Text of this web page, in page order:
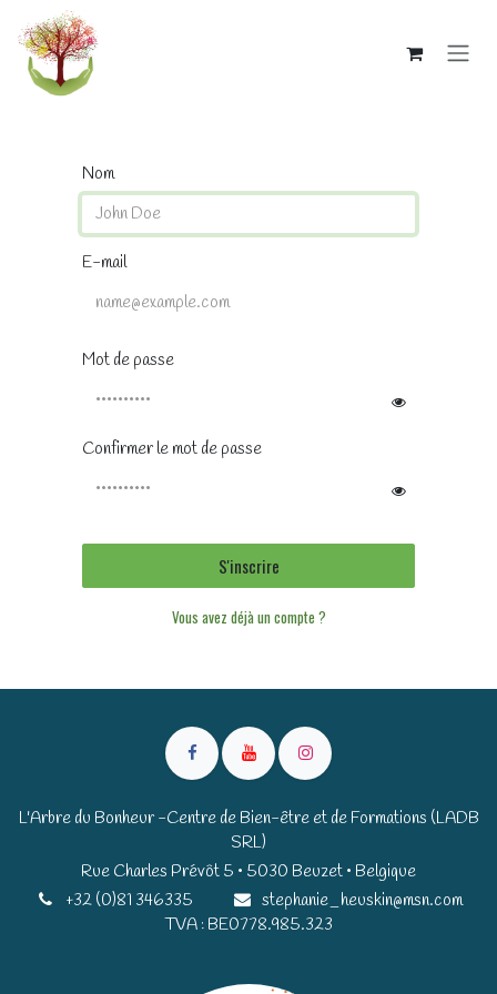
Se rendre au contenu
Nom
E-mail
Mot de passe
Confirmer le mot de passe
S'inscrire
Vous avez déjà un compte ?
L'Arbre du Bonheur -Centre de Bien-être et de Formations (LADB
SRL)
Rue Charles Prévôt 5 • 5030 Beuzet • Belgique​​
+32 (0)81 346335
stephanie_heuskin@msn.com
TVA : BE0778.985.323